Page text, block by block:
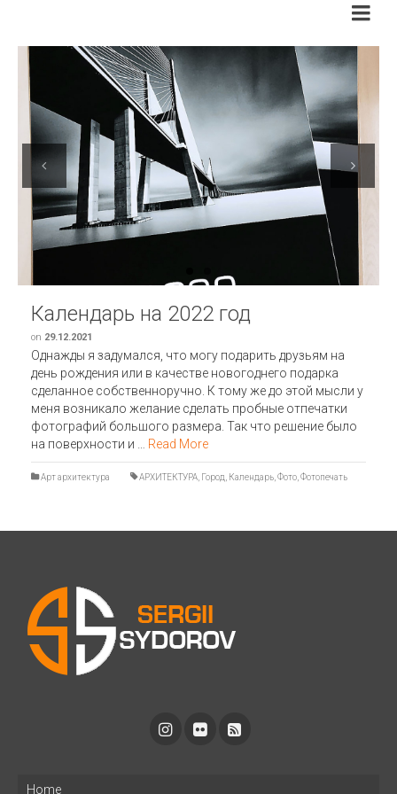
Previous Next
Календарь на 2022 год
on 29.12.2021
Однажды я задумался, что могу подарить друзьям на
день рождения или в качестве новогоднего подарка
сделанное собственноручно. К тому же до этой мысли у
меня возникало желание сделать пробные отпечатки
фотографий большого размера. Так что решение было
на поверхности и … Read More
Арт архитектура АРХИТЕКТУРА Город Календарь Фото Фотопечать
Home